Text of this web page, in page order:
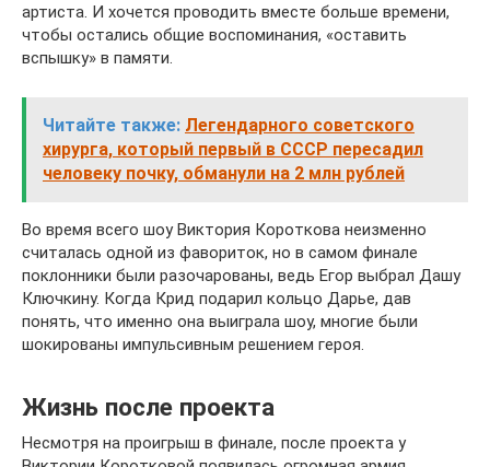
артиста. И хочется проводить вместе больше времени,
чтобы остались общие воспоминания, «оставить
вспышку» в памяти.
Читайте также: Легендарного советского
хирурга, который первый в СССР пересадил
человеку почку, обманули на 2 млн рублей
Во время всего шоу Виктория Короткова неизменно
считалась одной из фавориток, но в самом финале
поклонники были разочарованы, ведь Егор выбрал Дашу
Ключкину. Когда Крид подарил кольцо Дарье, дав
понять, что именно она выиграла шоу, многие были
шокированы импульсивным решением героя.
Жизнь после проекта
Несмотря на проигрыш в финале, после проекта у